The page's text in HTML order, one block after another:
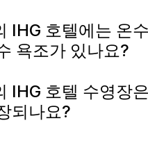
IHG 호텔에는 온
욕조가 있나요?
IHG 호텔 수영장
되나요?